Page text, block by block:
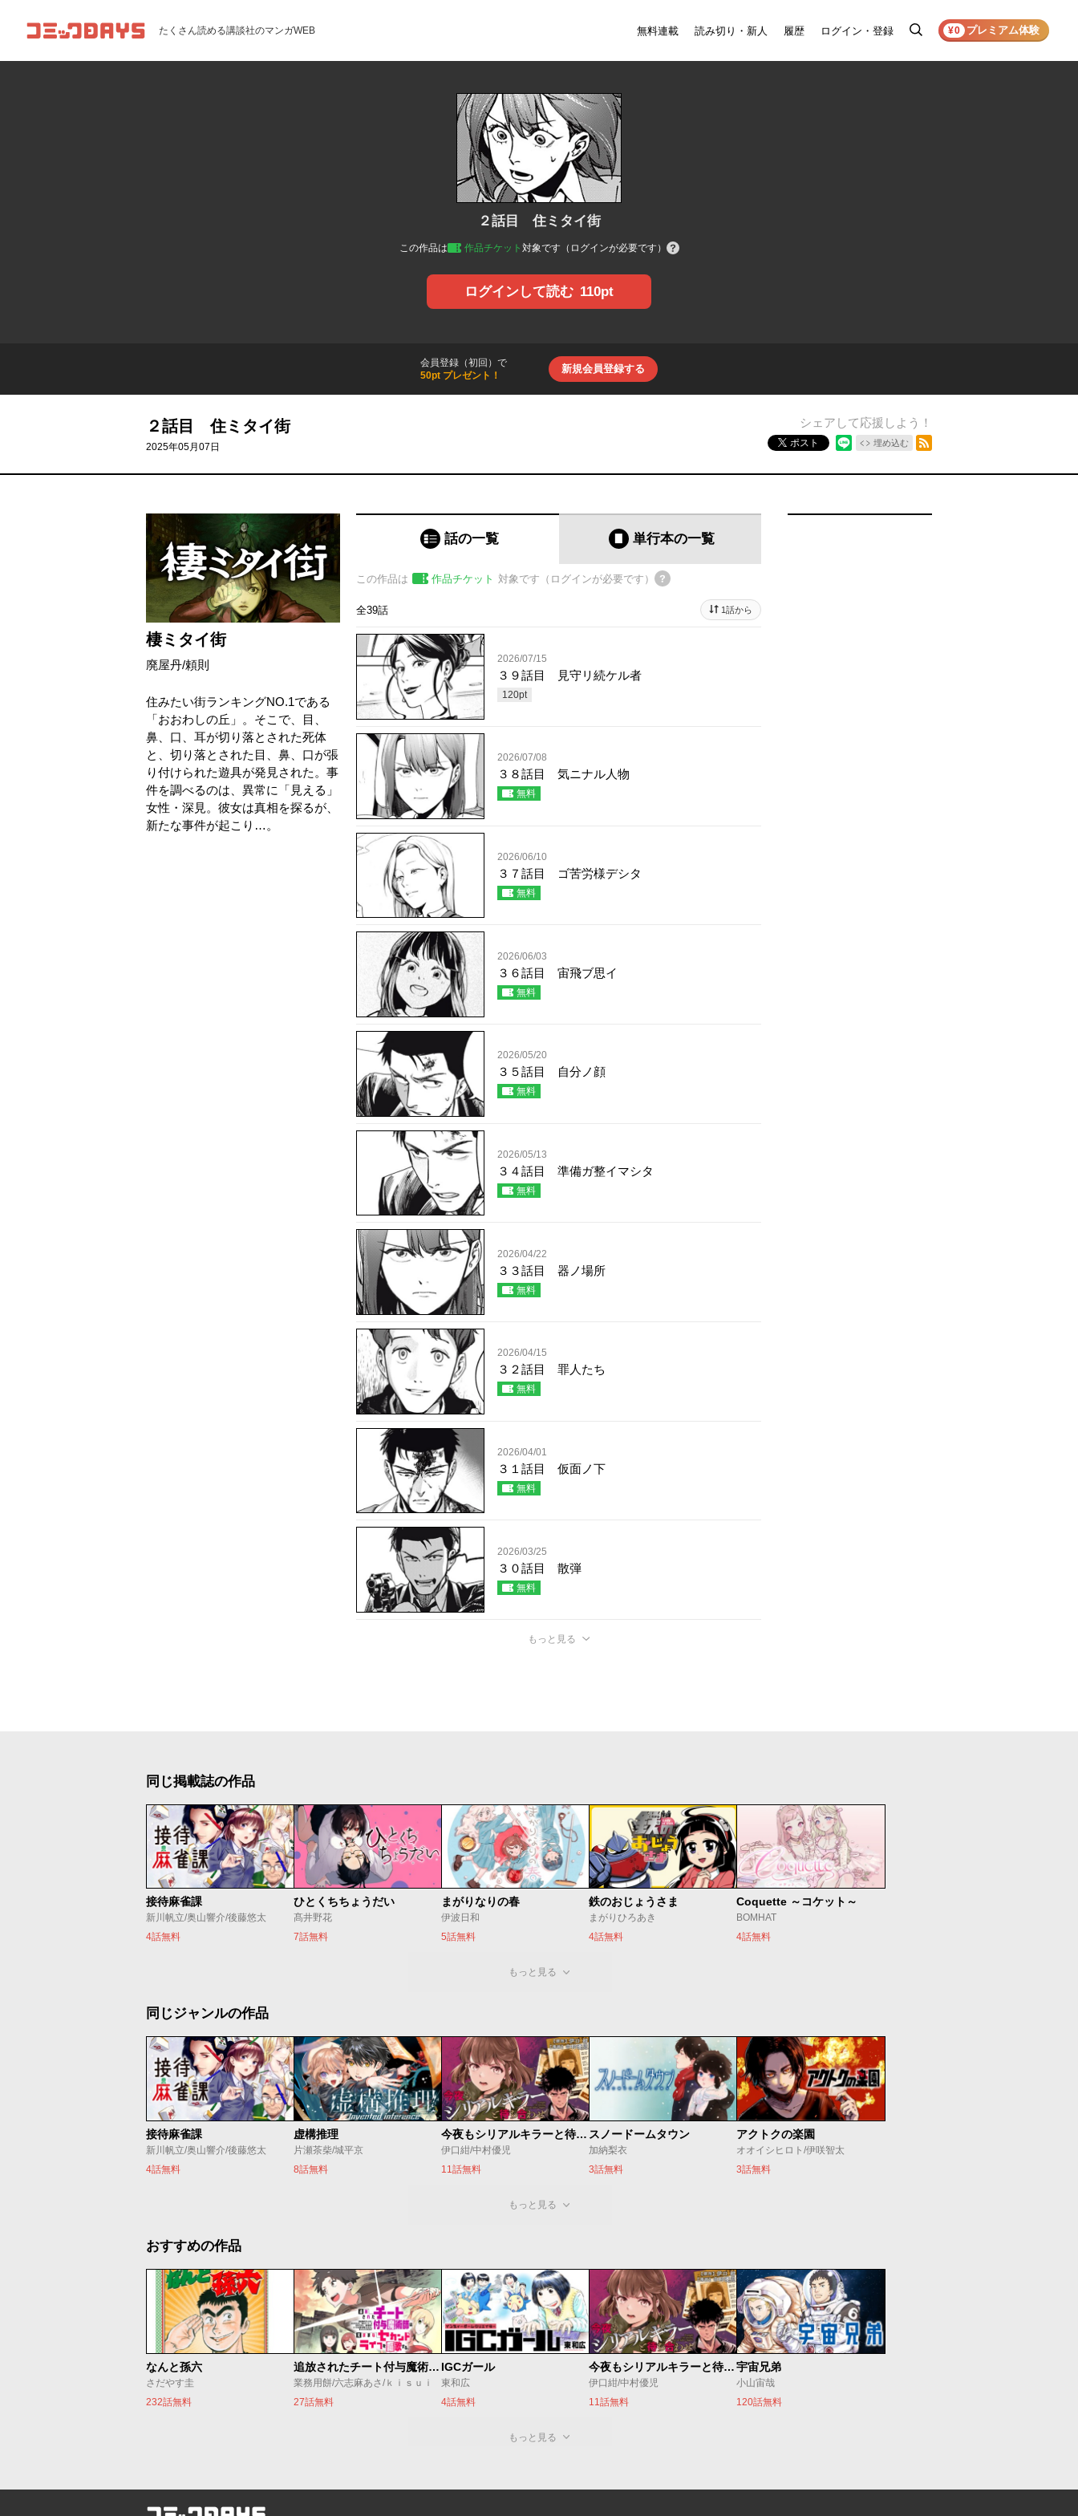
コミックDAYS たくさん読める講談社のマンガWEB 無料連載 読み切り・新人 履歴 ログイン・登録
検
¥0 プレミアム体験
２話目 住ミタイ街
この作品は 作品チケット 対象です（ログインが必要です）
ログインして読む 110pt
会員登録（初回）で
50pt プレゼント！
新規会員登録する
２話目 住ミタイ街
2025年05月07日
シェアして応援しよう！
ポスト 埋め込む
棲ミタイ街
廃屋丹/頼則
住みたい街ランキングNO.1である
「おおわしの丘」。そこで、目、
鼻、口、耳が切り落とされた死体
と、切り落とされた目、鼻、口が張
り付けられた遊具が発見された。事
件を調べるのは、異常に「見える」
女性・深見。彼女は真相を探るが、
新たな事件が起こり…。
話の一覧 単行本の一覧
この作品は 作品チケット 対象です（ログインが必要です）
全39話 1話から
2026/07/15
３９話目 見守リ続ケル者
120pt
2026/07/08
３８話目 気ニナル人物
無料
2026/06/10
３７話目 ゴ苦労様デシタ
無料
2026/06/03
３６話目 宙飛ブ思イ
無料
2026/05/20
３５話目 自分ノ顔
無料
2026/05/13
３４話目 準備ガ整イマシタ
無料
2026/04/22
３３話目 器ノ場所
無料
2026/04/15
３２話目 罪人たち
無料
2026/04/01
３１話目 仮面ノ下
無料
2026/03/25
３０話目 散弾
無料
もっと見る
同じ掲載誌の作品
接待麻雀課
新川帆立/奥山響介/後藤悠太
4話無料
ひとくちちょうだい
髙井野花
7話無料
まがりなりの春
伊波日和
5話無料
鉄のおじょうさま
まがりひろあき
4話無料
Coquette ～コケット～
BOMHAT
4話無料
もっと見る
同じジャンルの作品
接待麻雀課
新川帆立/奥山響介/後藤悠太
4話無料
虚構推理
片瀬茶柴/城平京
8話無料
今夜もシリアルキラーと待ち合わせ
伊口紺/中村優児
11話無料
スノードームタウン
加納梨衣
3話無料
アクトクの楽園
オオイシヒロト/伊咲智太
3話無料
もっと見る
おすすめの作品
なんと孫六
さだやす圭
232話無料
追放されたチート付与魔術師は気ままなセカンドライフを謳歌する。 ～俺は武器だけじゃなく、あらゆるものに『強化ポイント』を付与できるし、俺の意思でいつでも効果を解除できるけど、残った人たち大丈夫？～
業務用餅/六志麻あさ/ｋｉｓｕｉ
27話無料
IGCガール
東和広
4話無料
今夜もシリアルキラーと待ち合わせ
伊口紺/中村優児
11話無料
宇宙兄弟
小山宙哉
120話無料
もっと見る